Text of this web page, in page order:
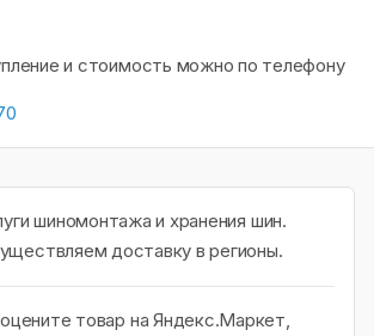
и стоимость можно по телефону
шиномонтажа и хранения шин.
доставку в регионы.
товар на Яндекс.Маркет,